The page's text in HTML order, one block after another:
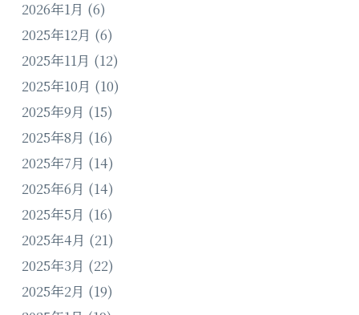
2026年1月 (6)
2025年12月 (6)
2025年11月 (12)
2025年10月 (10)
2025年9月 (15)
2025年8月 (16)
2025年7月 (14)
2025年6月 (14)
2025年5月 (16)
2025年4月 (21)
2025年3月 (22)
2025年2月 (19)